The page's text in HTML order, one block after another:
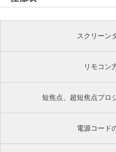
スクリーン
リモコン
短焦点、超短焦点プロ
電源コード